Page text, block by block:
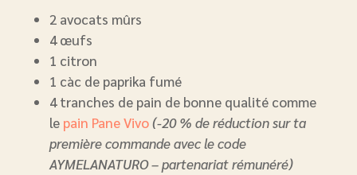
2 avocats mûrs
4 œufs
1 citron
1 càc de paprika fumé
4 tranches de pain de bonne qualité comme
le pain Pane Vivo(-20 % de réduction sur ta
première commande avec le code
AYMELANATURO – partenariat rémunéré)